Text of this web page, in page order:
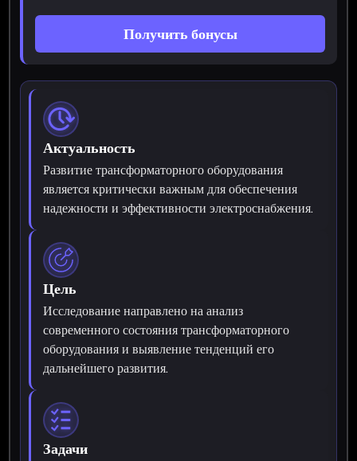
Получить бонусы
Актуальность
Развитие трансформаторного оборудования
является критически важным для обеспечения
надежности и эффективности электроснабжения.
Цель
Исследование направлено на анализ
современного состояния трансформаторного
оборудования и выявление тенденций его
дальнейшего развития.
Задачи